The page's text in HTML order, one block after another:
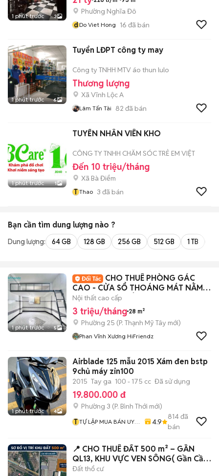
1 phút trước 3
Phường Nghĩa Đô
dDo Viet Hong 16 đã bán
1 phút trước 6
Tuyển LĐPT công ty may
Công ty TNHH MTV áo thun lulo
Thương lượng
Xã Vĩnh Lộc A
Lâm Tấn Tài 82 đã bán
1 phút trước 1
TUYỂN NHÂN VIÊN KHO
CÔNG TY TNHH CHĂM SÓC TRẺ EM VIỆT
Đến 10 triệu/tháng
Xã Bà Điểm
T Thao 3 đã bán
Bạn cần tìm dung lượng nào ?
Dung lượng: 64 GB 128 GB 256 GB 512 GB 1 TB
1 phút trước 5
CHO THUÊ PHÒNG GÁC
CAO - CỬA SỔ THOÁNG MÁT NẰM
NGAY TRUNG TÂM B.THANH
Nội thất cao cấp
3 triệu/tháng 28 m²
Phường 25 (P. Thạnh Mỹ Tây mới)
Phan Vĩnh Xương HiFriendz
1 phút trước 4
Airblade 125 mẫu 2015 Xám đen bstp
9chủ máy zin100
2015 Tay ga 100 - 175 cc Đã sử dụng
19.800.000 đ
Phường 3 (P. Bình Thới mới)
T TỰ LẬP MUA BÁN UY
4.9
814đã
bán
📍 CHO THUÊ ĐẤT 500 m² – GẦN
QL13, KHU VỰC VEN SÔNG( Gần Cầu
Vĩnh Bình)
Đất thổ cư